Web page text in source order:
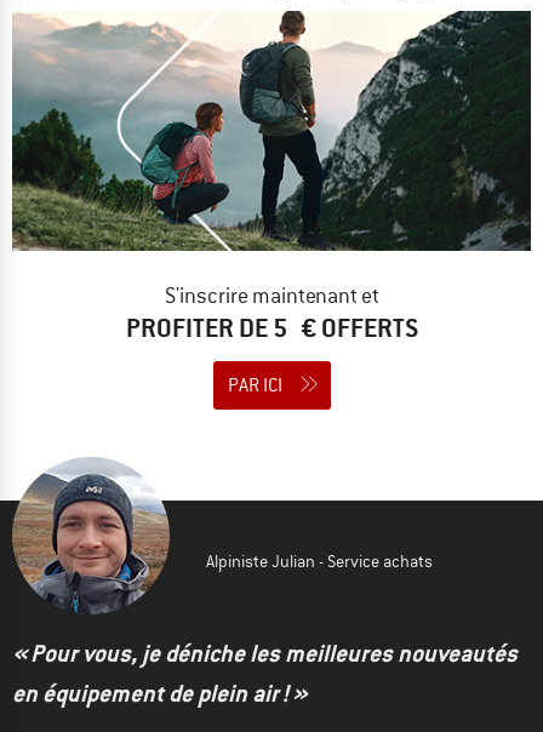
S'inscrire maintenant et
PROFITER DE 5 € OFFERTS
PAR ICI
Alpiniste Julian - Service achats
« Pour vous, je déniche les meilleures nouveautés
en équipement de plein air ! »